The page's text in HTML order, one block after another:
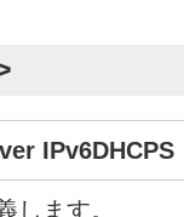
IPv6DHCPS
します。